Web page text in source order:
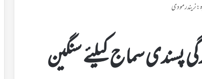
: نریندر مودی
پسندی سماج کیلئے سنگین